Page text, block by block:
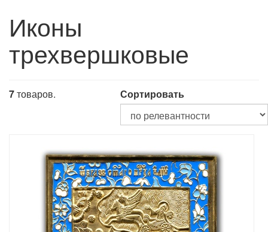
Иконы
трехвершковые
7товаров. Сортировать